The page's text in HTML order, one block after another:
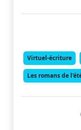
Virtuel-écriture
Les romans de